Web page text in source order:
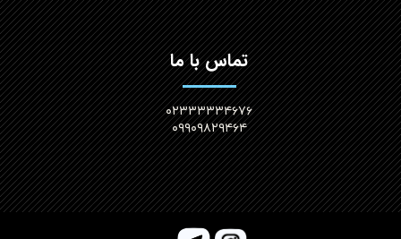
تماس با ما
۰۲۳۳۳۳۳۴۶۷۶
۰۹۹۰۹۸۲۹۴۶۴